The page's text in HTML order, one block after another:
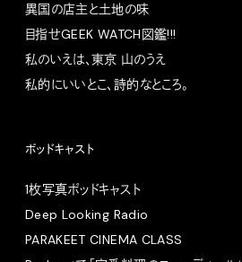
異国の店主と土地の味
目指せGEEK WATCH図鑑!!!
私のいえは、東京 山のうえ
私的にいいとこ、詩的なところ。
ポッドキャスト
1枚写真ポッドキャスト
Deep Looking Radio
PARAKEET CINEMA CLASS